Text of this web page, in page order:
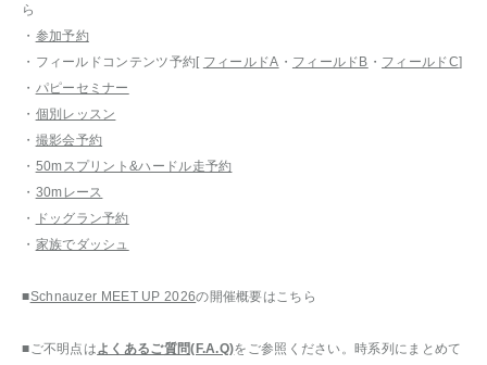
ら
・ 参加予約
・フィールドコンテンツ予約[ フィールドA ・ フィールドB ・ フィールドC]
・ パピーセミナー
・ 個別レッスン
・ 撮影会予約
・ 50mスプリント&ハードル走予約
・ 30mレース
・
ドッグラン予約
・ 家族でダッシュ
■Schnauzer MEET UP 2026の開催概要はこちら
■ご不明点はよくあるご質問(F.A.Q)をご参照ください。時系列にまとめて